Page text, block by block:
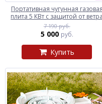
Портативная чугунная газовая
плита 5 КВт с защитой от ветра
7 190 руб.
5 000 руб.
Купить